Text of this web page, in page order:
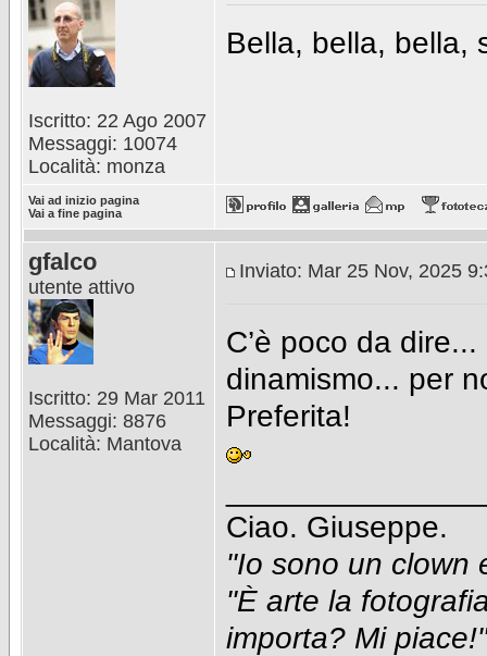
Iscritto: 22 Ago 2007
Messaggi: 10074
Località: monza
Bella, bella, bella,
Vai ad inizio pagina
Vai a fine pagina
gfalco
utente attivo
Iscritto: 29 Mar 2011
Messaggi: 8876
Località: Mantova
Inviato: Mar 25 Nov, 2025
C’è poco da
dinamismo... per
Preferita!
Ciao. Giuseppe.
"Io sono un clown
"È arte la
importa? Mi piace!"